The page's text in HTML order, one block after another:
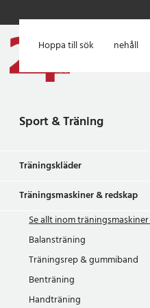
Hoppa till huvudinnehåll
Hoppa till sök
Sport & Träning
Träningskläder
Träningsmaskiner & redskap
Se allt inomträningsmaskiner
Balansträning
Träningsrep & gummiband
Benträning
Handträning